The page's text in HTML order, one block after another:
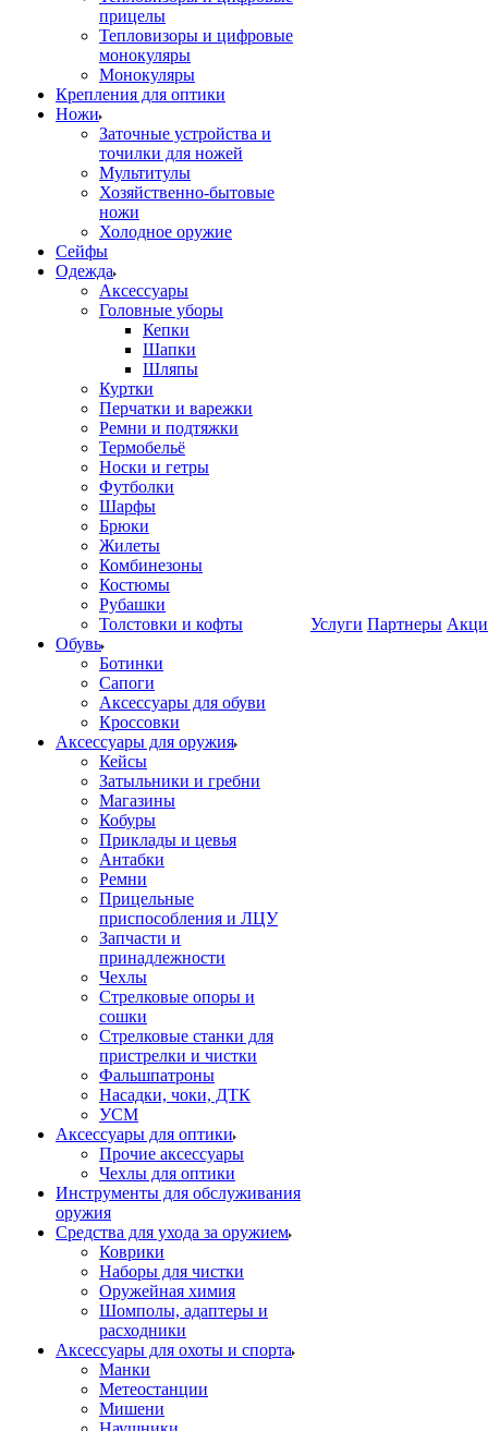
прицелы
Тепловизоры и цифровые
монокуляры
Монокуляры
Крепления для оптики
Ножи
Заточные устройства и
точилки для ножей
Мультитулы
Хозяйственно-бытовые
ножи
Холодное оружие
Сейфы
Одежда
Аксессуары
Головные уборы
Кепки
Шапки
Шляпы
Куртки
Перчатки и варежки
Ремни и подтяжки
Термобельё
Носки и гетры
Футболки
Шарфы
Брюки
Жилеты
Комбинезоны
Костюмы
Рубашки
Толстовки и кофты
Обувь
Ботинки
Сапоги
Аксессуары для обуви
Кроссовки
Аксессуары для оружия
Кейсы
Затыльники и гребни
Магазины
Кобуры
Приклады и цевья
Антабки
Ремни
Прицельные
приспособления и ЛЦУ
Запчасти и
принадлежности
Чехлы
Стрелковые опоры и
сошки
Стрелковые станки для
пристрелки и чистки
Фальшпатроны
Насадки, чоки, ДТК
УСМ
Аксессуары для оптики
Прочие аксессуары
Чехлы для оптики
Инструменты для обслуживания
оружия
Средства для ухода за оружием
Коврики
Наборы для чистки
Оружейная химия
Шомполы, адаптеры и
расходники
Аксессуары для охоты и спорта
Манки
Метеостанции
Мишени
Услуги Партнеры